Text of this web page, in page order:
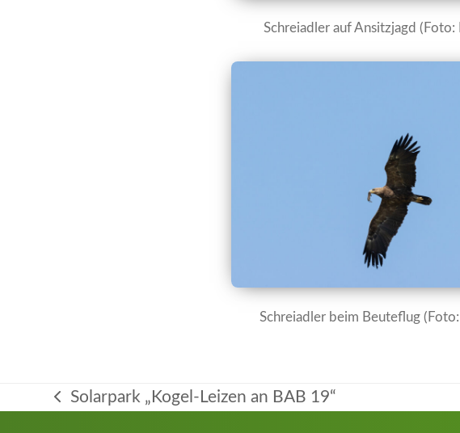
Schreiadler auf Ansitzjagd (Foto:
Schreiadler beim Beuteflug
vorheriger
Solarpark „Kogel-Leizen an BAB 19“